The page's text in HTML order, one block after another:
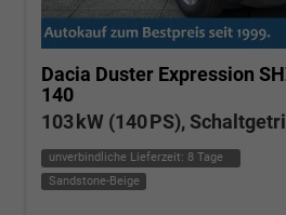
Dacia Duster Expression
140
103 kW (140 PS),
unverbindliche Lieferzeit: 8 Tage
Sandstone-Beige